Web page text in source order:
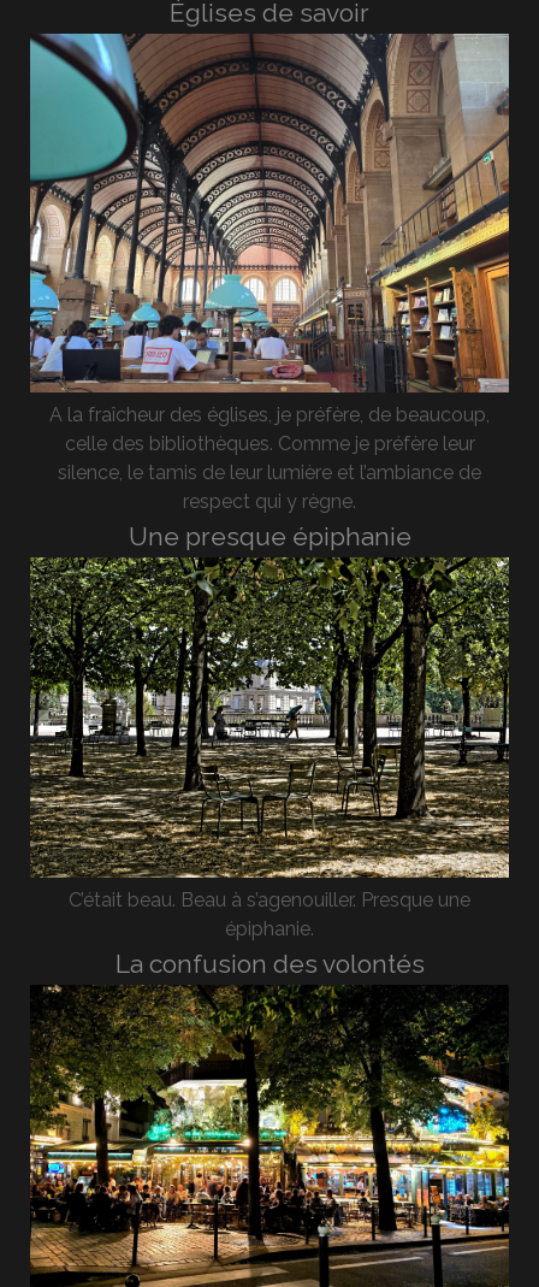
Églises de savoir
A la fraîcheur des églises, je préfère, de beaucoup,
celle des bibliothèques. Comme je préfère leur
silence, le tamis de leur lumière et l’ambiance de
respect qui y règne.
Une presque épiphanie
C’était beau. Beau à s’agenouiller. Presque une
épiphanie.
La confusion des volontés